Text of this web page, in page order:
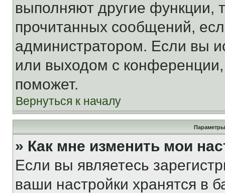
выполняют другие функции,
прочитанных сообщений,
администратором. Если вы
или выходом с
поможет.
Вернуться к началу
Параметры
» Как мне изменить мои
Если вы являетесь
ваши настройки хранятся в